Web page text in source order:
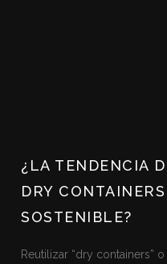
¿LA TENDENCIA
DRY
SOSTENIBLE?
Reutilizar “dry containers”